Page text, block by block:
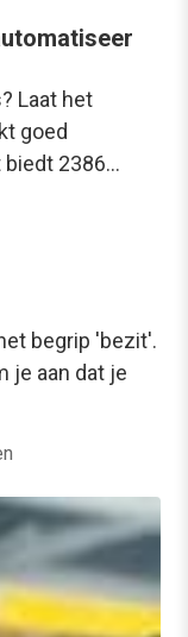
Laat het
goed
biedt 2386…
begrip 'bezit'.
je aan dat je